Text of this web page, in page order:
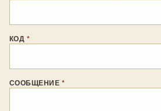
КОД *
СООБЩЕНИЕ *